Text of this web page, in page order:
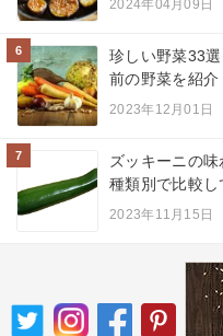
2024年04月09日
6
珍しい野菜33
前の野菜を紹介
2023年12月01日
7
ズッキーニの
種類別で比較し
2023年11月15日